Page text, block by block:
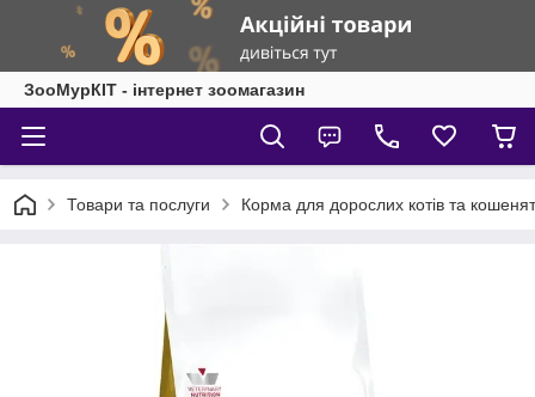
ЗооМурКІТ - інтернет зоомагазин
Товари та послуги Корма для дорослих котів та кошенят